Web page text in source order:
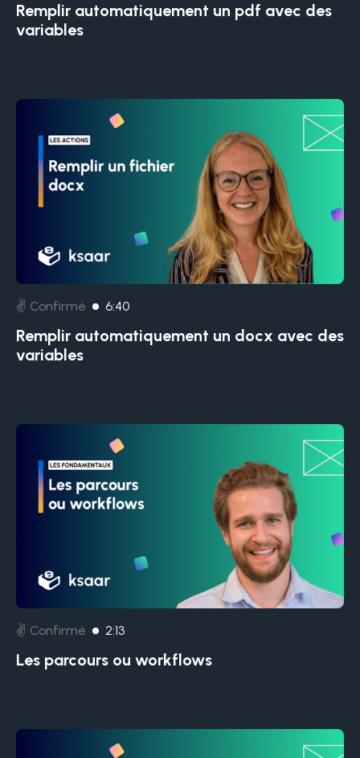
Remplir automatiquement un pdf avec des
variables
✌️ Confirmé 6:40
Remplir automatiquement un docx avec des
variables
✌️ Confirmé 2:13
Les parcours ou workflows